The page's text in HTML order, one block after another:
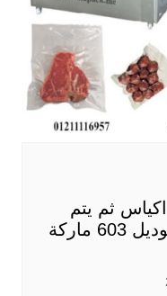
ثم يتم
شفط الهواء من الاكياس موديل 603 ماركة